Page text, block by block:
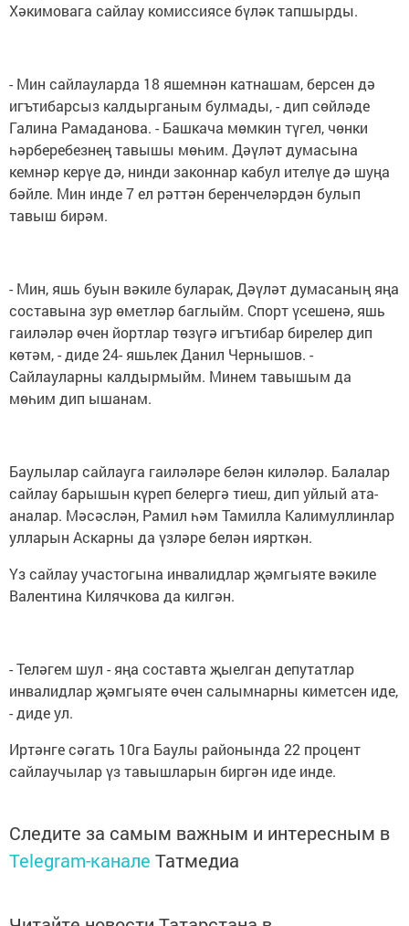
Хәкимовага сайлау комиссиясе бүләк тапшырды.
- Мин сайлауларда 18 яшемнән катнашам, берсен дә
игътибарсыз калдырганым булмады, - дип сөйләде
Галина Рамаданова. - Башкача мөмкин түгел, чөнки
һәрберебезнең тавышы мөһим. Дәүләт думасына
кемнәр керүе дә, нинди законнар кабул ителүе дә шуңа
бәйле. Мин инде 7 ел рәттән беренчеләрдән булып
тавыш бирәм.
- Мин, яшь буын вәкиле буларак, Дәүләт думасаның яңа
составына зур өметләр баглыйм. Спорт үсешенә, яшь
гаиләләр өчен йортлар төзүгә игътибар бирелер дип
көтәм, - диде 24- яшьлек Данил Чернышов. -
Сайлауларны калдырмыйм. Минем тавышым да
мөһим дип ышанам.
Баулылар сайлауга гаиләләре белән киләләр. Балалар
сайлау барышын күреп белергә тиеш, дип уйлый ата-
аналар. Мәсәслән, Рамил һәм Тамилла Калимуллинлар
улларын Аскарны да үзләре белән иярткән.
Үз сайлау участогына инвалидлар җәмгыяте вәкиле
Валентина Килячкова да килгән.
- Теләгем шул - яңа составта җыелган депутатлар
инвалидлар җәмгыяте өчен салымнарны киметсен иде,
- диде ул.
Иртәнге сәгать 10га Баулы районында 22 процент
сайлаучылар үз тавышларын биргән иде инде.
Следите за самым важным и интересным в
Telegram-канале Татмедиа